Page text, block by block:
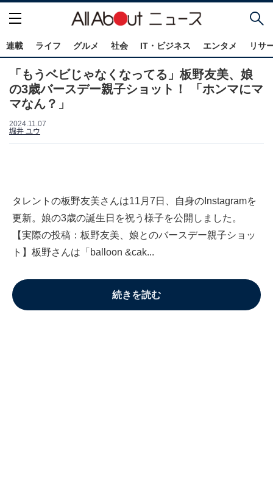
連載 ライフ グルメ 社会 IT・ビジネス エンタメ リサ
「もうベビじゃなくなってる」板野友美、娘
の3歳バースデー親子ショット！ 「ホンマにマ
マなん？」
2024.11.07
堀井 ユウ
タレントの板野友美さんは11月7日、自身のInstagramを
更新。娘の3歳の誕生日を祝う様子を公開しました。
【実際の投稿：板野友美、娘とのバースデー親子ショッ
ト】板野さんは「balloon &cak...
続きを読む